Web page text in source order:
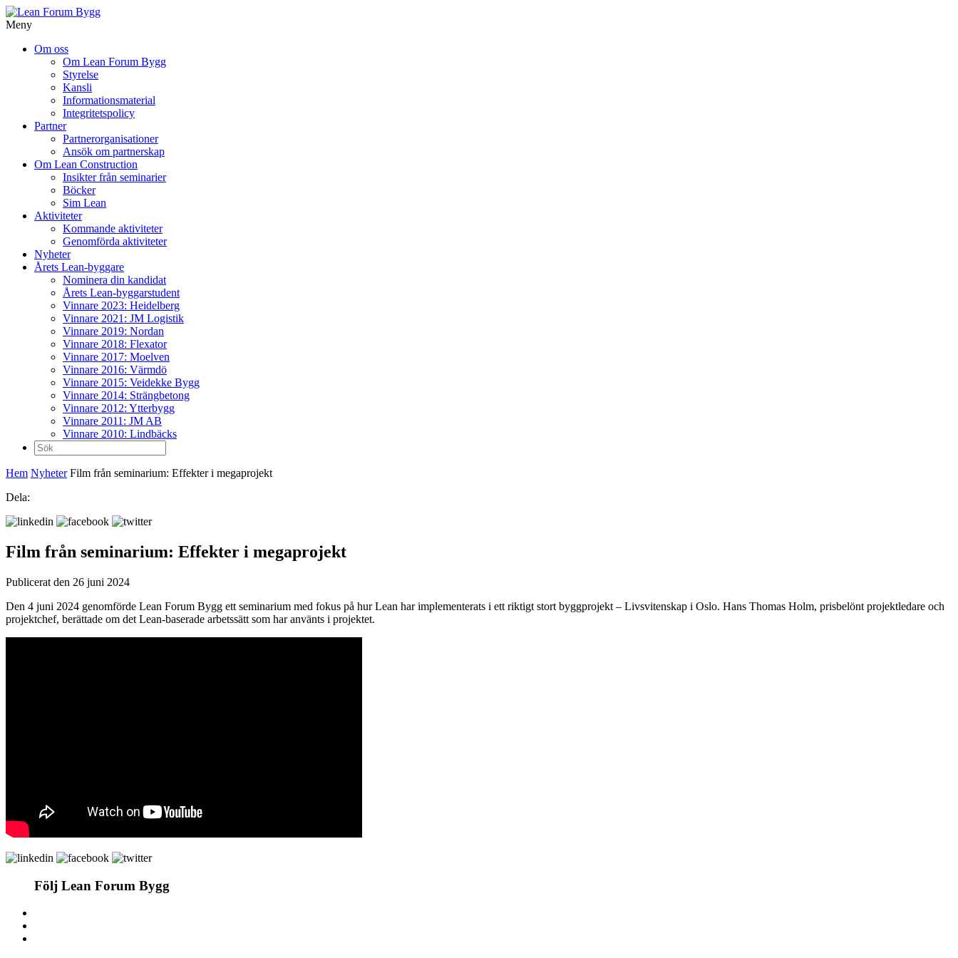
Meny
Om oss
Om Lean Forum Bygg
Styrelse
Kansli
Informationsmaterial
Integritetspolicy
Partner
Partnerorganisationer
Ansök om partnerskap
Om Lean Construction
Insikter från seminarier
Böcker
Sim Lean
Aktiviteter
Kommande aktiviteter
Genomförda aktiviteter
Nyheter
Årets Lean-byggare
Nominera din kandidat
Årets Lean-byggarstudent
Vinnare 2023: Heidelberg
Vinnare 2021: JM Logistik
Vinnare 2019: Nordan
Vinnare 2018: Flexator
Vinnare 2017: Moelven
Vinnare 2016: Värmdö
Vinnare 2015: Veidekke Bygg
Vinnare 2014: Strängbetong
Vinnare 2012: Ytterbygg
Vinnare 2011: JM AB
Vinnare 2010: Lindbäcks
Sök
efter:
Hem Nyheter Film från seminarium: Effekter i megaprojekt
Dela:
Film från seminarium: Effekter i megaprojekt
Publicerat den 26 juni 2024
Den 4 juni 2024 genomförde Lean Forum Bygg ett seminarium med fokus på hur Lean har implementerats i ett riktigt stort byggprojekt – Livsvitenskap i Oslo. Hans Thomas Holm, prisbelönt projektledare och
projektchef, berättade om det Lean-baserade arbetssätt som har använts i projektet.
Följ Lean Forum Bygg